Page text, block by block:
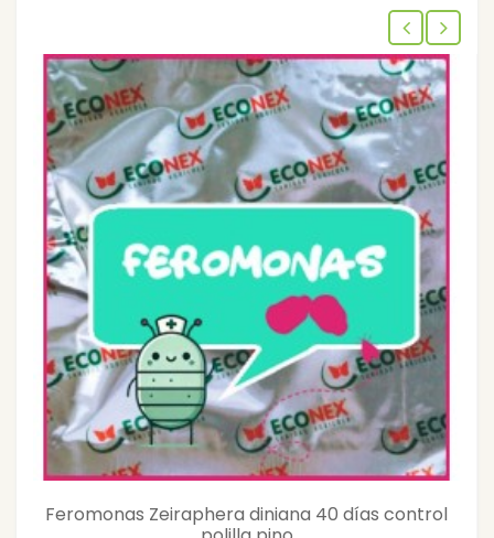
Feromonas Zeiraphera diniana 40 días control